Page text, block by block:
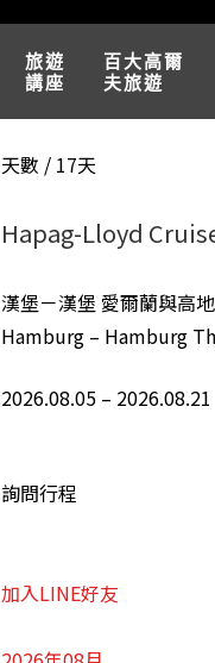
旅遊
講座
百大高爾
夫旅遊
天數 / 17天
Hapag-Lloyd
漢堡－漢堡 愛爾蘭與高
Hamburg – Hamburg
2026.08.05 – 2026.08.21
詢問行程
加入LINE好友